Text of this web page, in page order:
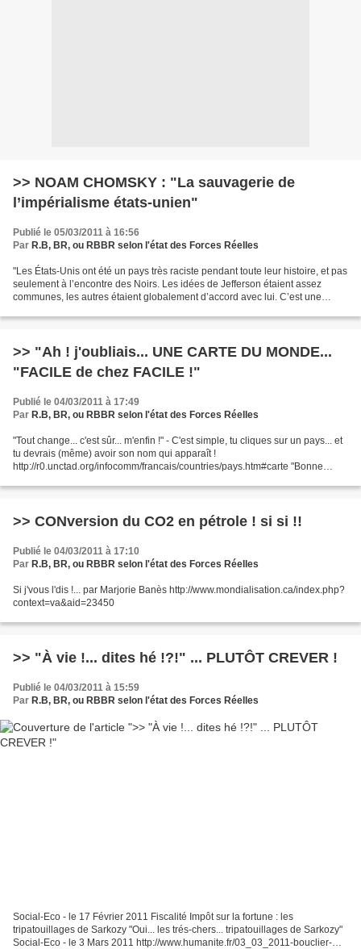
>> NOAM CHOMSKY : "La sauvagerie de
l’impérialisme états-unien"
Publié le 05/03/2011 à 16:56
Par R.B, BR, ou RBBR selon l'état des Forces Réelles
"Les États-Unis ont été un pays très raciste pendant toute leur histoire, et pas
seulement à l’encontre des Noirs. Les idées de Jefferson étaient assez
communes, les autres étaient globalement d’accord avec lui. C’est une
>> "Ah ! j'oubliais... UNE CARTE DU MONDE...
"FACILE de chez FACILE !"
Publié le 04/03/2011 à 17:49
Par R.B, BR, ou RBBR selon l'état des Forces Réelles
"Tout change... c'est sûr... m'enfin !" - C'est simple, tu cliques sur un pays... et
tu devrais (même) avoir son nom qui apparaît !
http://r0.unctad.org/infocomm/francais/countries/pays.htm#carte "Bonne
>> CONversion du CO2 en pétrole ! si si !!
Publié le 04/03/2011 à 17:10
Par R.B, BR, ou RBBR selon l'état des Forces Réelles
Si j'vous l'dis !... par Marjorie Banès http://www.mondialisation.ca/index.php?
context=va&aid=23450
>> "À vie !... dites hé !?!" ... PLUTÔT CREVER !
Publié le 04/03/2011 à 15:59
Par R.B, BR, ou RBBR selon l'état des Forces Réelles
Social-Eco - le 17 Février 2011 Fiscalité Impôt sur la fortune : les
tripatouillages de Sarkozy "Oui... les trés-chers... tripatouillages de Sarkozy"
Social-Eco - le 3 Mars 2011 http://www.humanite.fr/03_03_2011-bouclier-